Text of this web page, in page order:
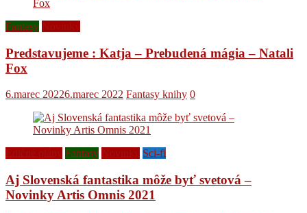
Fantasy
Predstavujeme : Katja – Prebudená mágia – Natali
Fox
6.marec 20226.marec 2022 Fantasy knihy 0
Fantasy Sci-fi
Aj Slovenská fantastika môže byť svetová –
Novinky Artis Omnis 2021